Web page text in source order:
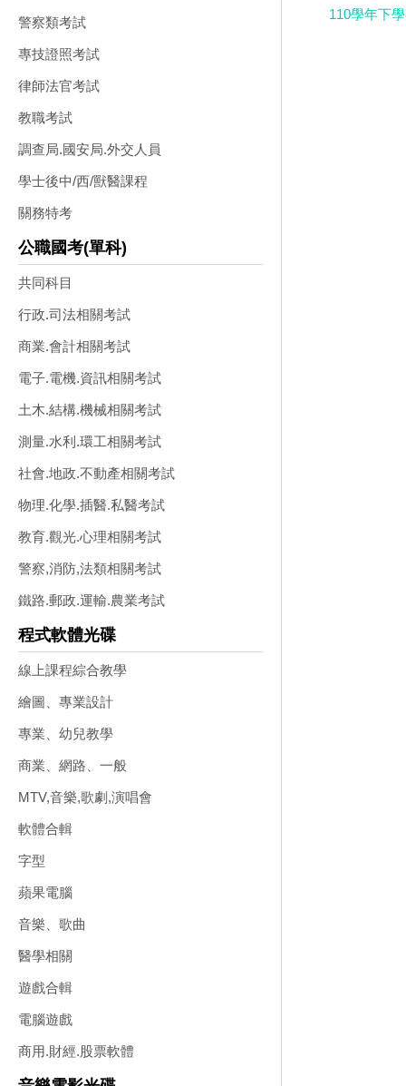
警察類考試
專技證照考試
律師法官考試
教職考試
調查局.國安局.外交人員
學士後中/西/獸醫課程
關務特考
公職國考(單科)
共同科目
行政.司法相關考試
商業.會計相關考試
電子.電機.資訊相關考試
土木.結構.機械相關考試
測量.水利.環工相關考試
社會.地政.不動產相關考試
物理.化學.插醫.私醫考試
教育.觀光.心理相關考試
警察,消防,法類相關考試
鐵路.郵政.運輸.農業考試
程式軟體光碟
線上課程綜合教學
繪圖、專業設計
專業、幼兒教學
商業、網路、一般
MTV,音樂,歌劇,演唱會
軟體合輯
字型
蘋果電腦
音樂、歌曲
醫學相關
遊戲合輯
電腦遊戲
商用.財經.股票軟體
合輯版 DVD
110學年下